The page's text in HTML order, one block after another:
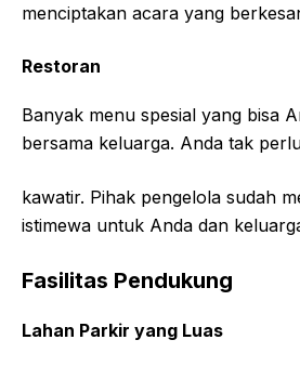
menciptakan acara yang
Restoran
Banyak menu spesial yang bisa
bersama keluarga. Anda tak
kawatir. Pihak pengelola sudah
istimewa untuk Anda dan
Fasilitas Pendukung
Lahan Parkir yang Luas